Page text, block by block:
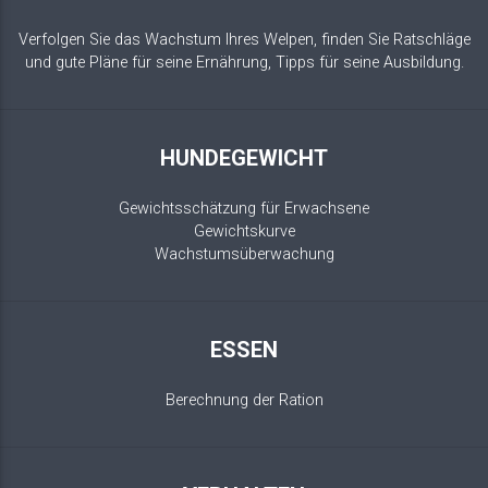
Verfolgen Sie das Wachstum Ihres Welpen, finden Sie Ratschläge
und gute Pläne für seine Ernährung, Tipps für seine Ausbildung.
HUNDEGEWICHT
Gewichtsschätzung für Erwachsene
Gewichtskurve
Wachstumsüberwachung
ESSEN
Berechnung der Ration